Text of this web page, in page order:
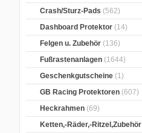
Crash/Sturz-Pads (562)
Dashboard Protektor (14)
Felgen u. Zubehör (136)
Fußrastenanlagen (1644)
Geschenkgutscheine (1)
GB Racing Protektoren (607)
Heckrahmen (69)
Ketten,-Räder,-Ritzel,Zubehör